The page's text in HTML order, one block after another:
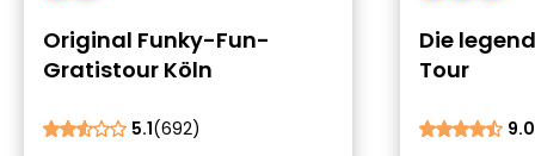
Original Funky-Fun-
Gratistour Köln
5.1(692)
Die
Tour
9.0